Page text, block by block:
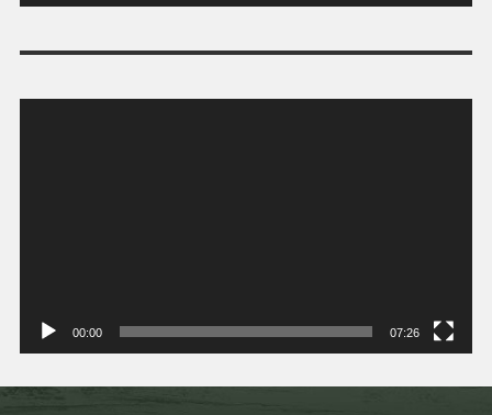
00:00 07:26